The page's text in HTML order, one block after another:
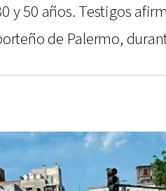
y 50 años. Testigos
de Palermo,